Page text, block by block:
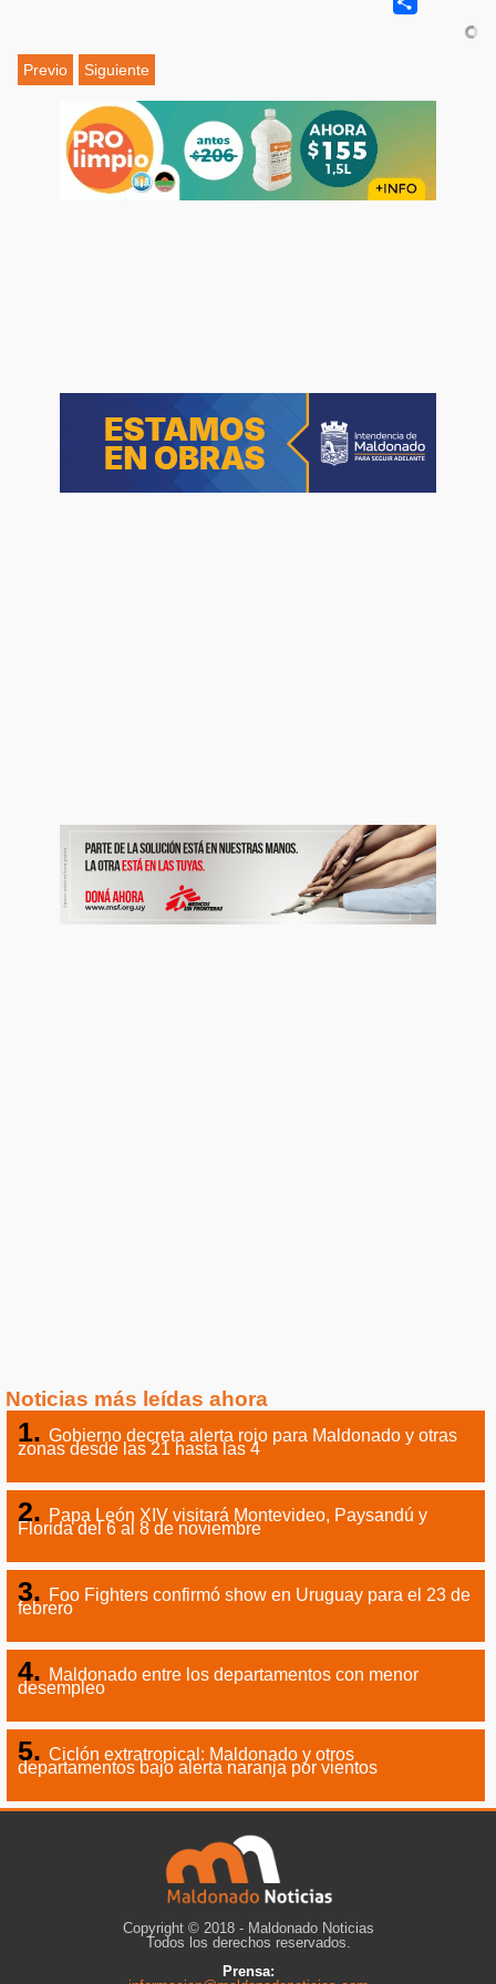
Previo Siguiente
Noticias más leídas ahora
Gobierno decreta alerta rojo para Maldonado y otras
zonas desde las 21 hasta las 4
Papa León XIV visitará Montevideo, Paysandú y
Florida del 6 al 8 de noviembre
Foo Fighters confirmó show en Uruguay para el 23 de
febrero
Maldonado entre los departamentos con menor
desempleo
Ciclón extratropical: Maldonado y otros
departamentos bajo alerta naranja por vientos
Copyright © 2018 - Maldonado Noticias
Todos los derechos reservados.
Prensa: